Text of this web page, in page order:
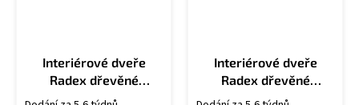
Interiérové dveře
Radex dřevěné
TRYPLET 4S
Interiérové dveře
Radex dřevěné
TRYPLET 6S